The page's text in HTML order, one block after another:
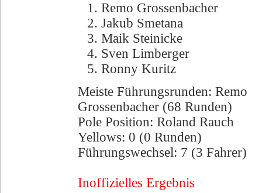
Remo Grossenbacher
Jakub Smetana
Maik Steinicke
Sven Limberger
Ronny Kuritz
Meiste Führungsrunden: Remo
Grossenbacher (68 Runden)
Pole Position: Roland Rauch
Yellows: 0 (0 Runden)
Führungswechsel: 7 (3 Fahrer)
Inoffizielles Ergebnis